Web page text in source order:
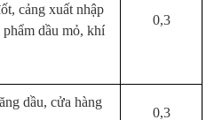
cảng xuất nhập
dầu mỏ, khí
0,3
dầu, cửa hàng
0,3